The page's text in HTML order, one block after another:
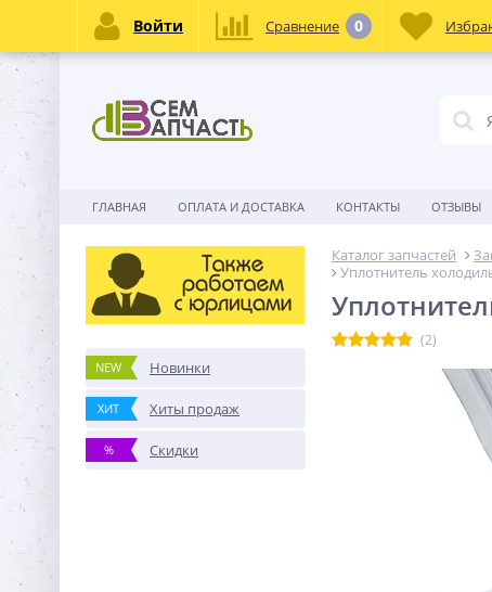
ГЛАВНАЯ ОПЛАТА И ДОСТАВКА КОНТАКТЫ ОТЗЫВЫ
NEW Новинки
ХИТ Хиты продаж
% Скидки
Каталог запчастей
Уплотнитель
(2)
Войти Сравнение 0